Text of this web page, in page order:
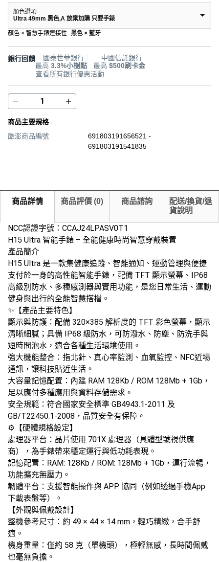
顏色選項
Ultra 49mm 黑色,A 放棄加購 只要手錶
顏色 × 智慧手錶連接性: 黑色 × 藍牙
銀行回饋
國泰世華銀行
最高 3.3%小樹點
中國信託銀行
最高 $500刷卡金
查看所有銀行優惠活動
商品主要規格
酷澎商品編號
691803191656521 -
691803191541835
商品詳情 商品評價 (0) 商品諮詢
配送/換貨/退
貨說明
NCC認證字號：CCAJ24LPASV0T1
H15 Ultra 智能手錶 – 全能健康時尚智慧穿戴裝置
產品簡介
H15 Ultra 是一款集健康追蹤、智能通知、運動管理與便捷
支付於一身的高性能智能手錶，配備 TFT 顯示螢幕、IP68
高級別防水、多種感測器與實用功能，是您日常生活、運動
健身與出行的全能智慧搭檔。
✨【產品主要特色】
​顯示與防護​：配備 320×385 解析度的 TFT 彩色螢幕，顯示
清晰細膩；具備 ​IP68 級防水，可防潑水、防塵、防洗手與
短時間泡水，適合各種生活環境使用。
​強大機能整合​：指北針、真心率監測、血氧監控、NFC近場
通訊，讓科技貼近生活。
​大容量記憶配置​：內建 RAM 128Kb / ROM 128Mb + 1Gb，
足以應付多種應用與資料存儲需求。
​安全規範​：符合國家安全標準 ​GB4943.1-2011​ 及 ​
GB/T22450.1-2008，品質安全有保障。
⚙️【硬體規格設定】
​處理器平台​：晶片使用 701X 處理器（具體型號視供應
商），為手錶帶來穩定運行與低功耗表現。
​記憶配置​：RAM: 128Kb / ROM: 128Mb + 1Gb，運行流暢，
功能擴充無壓力。
​韌體平台​：支援智能操作與 APP 協同（例如透過手機App
下載表盤等）。
【外觀與佩戴設計】
​整機參考尺寸​：約 49 × 44 × 14 mm，輕巧精緻，合手舒
適。
​機身重量​：僅約 58 克（單機頭），極輕無感，長時間佩戴
也毫無負擔。